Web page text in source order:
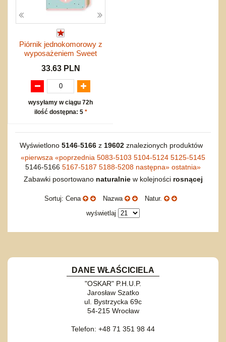
Piórnik jednokomorowy z
wyposażeniem Sweet
33.63 PLN
wysyłamy w ciągu 72h
ilość dostępna: 5 *
Wyświetlono 5146-5166z 19602znalezionych produktów
«pierwsza «poprzednia 5083-5103 5104-5124 5125-5145
5146-5166 5167-5187 5188-5208 następna» ostatnia»
Zabawki posortowano naturalniew kolejności rosnącej
Sortuj: Cena Nazwa
Natur.
wyświetlaj
DANE WŁAŚCICIELA
"OSKAR" P.H.U.P.
Jarosław Szatko
ul. Bystrzycka 69c
54-215 Wrocław
Telefon: +48 71 351 98 44